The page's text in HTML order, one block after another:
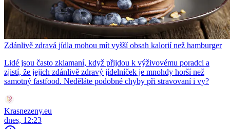
Zdánlivě zdravá jídla mohou mít vyšší obsah kalorií než hamburger
Lidé jsou často zklamaní, když přijdou k výživovému poradci a
zjistí, že jejich zdánlivě zdravý jídelníček je mnohdy horší než
samotný fastfood. Neděláte podobné chyby při stravovaní i vy?
Krasnezeny.eu
dnes, 12:23